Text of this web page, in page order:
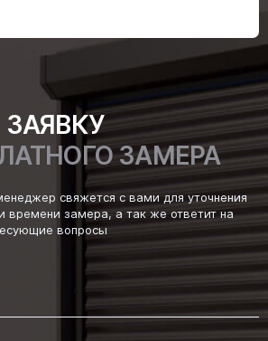
ЗАЯВКУ
ЗАМЕРА
свяжется с вами для уточнения
времени замера, а так же ответит на
вопросы